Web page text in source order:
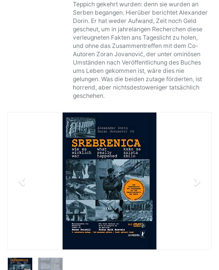
Teppich gekehrt wurden: denn sie wurden an
Serben begangen. Hierüber berichtet Alexander
Dorin. Er hat weder Aufwand, Zeit noch Geld
gescheut, um in jahrelangen Recherchen diese
verleugneten Fakten ans Tageslicht zu holen,
und ohne das Zusammentreffen mit dem Co-
Autoren Zoran Jovanović, der unter ominösen
Umständen nach Veröffentlichung des Buches
ums Leben gekommen ist, wäre dies nie
gelungen. Was die beiden zutage förderten, ist
horrend, aber nichtsdestoweniger tatsächlich
geschehen.